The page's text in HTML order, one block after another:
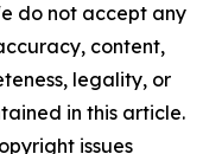
do not accept any
content,
legality, or
in this article.
issues